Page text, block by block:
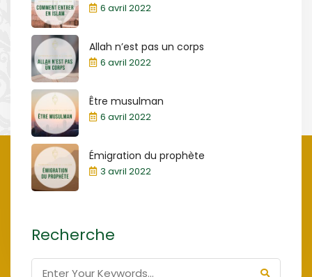
6 avril 2022
Allah n’est pas un corps
6 avril 2022
Être musulman
6 avril 2022
Émigration du prophète
3 avril 2022
Recherche